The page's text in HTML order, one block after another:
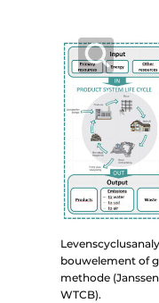
bouwelement of
methode
WTCB).